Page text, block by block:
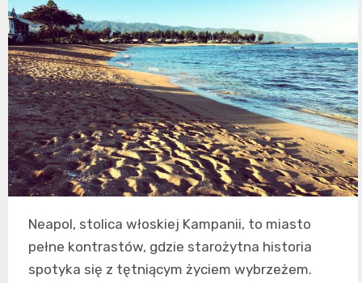
Neapol, stolica włoskiej Kampanii, to miasto
pełne kontrastów, gdzie starożytna historia
spotyka się z tętniącym życiem wybrzeżem.